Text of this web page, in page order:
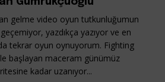
gelme video oyun tutkunluğumun
yazdıkça yazıyor ve en
tekrar oyun oynuyorum. Fighting
başlayan maceram günümüz
kadar uzanıyor...